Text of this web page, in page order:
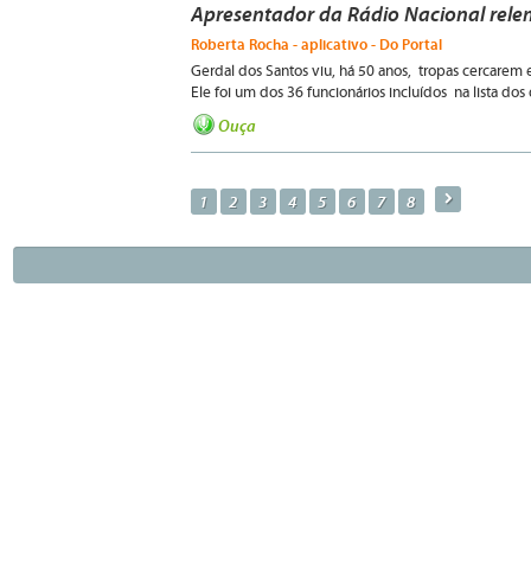
Apresentador da Rádio Nacional
Roberta Rocha - aplicativo - Do Portal
Gerdal dos Santos viu, há 50 anos, tropas
Ele foi um dos 36 funcionários incluídos na lista
Ouça
1 2 3 4 5 6 7 8 a